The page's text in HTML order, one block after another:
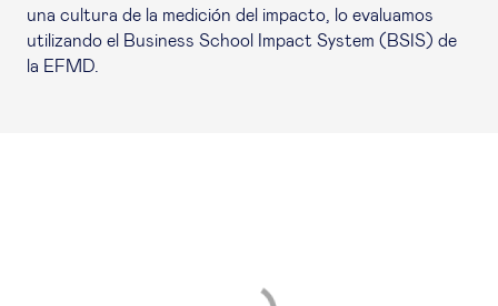
una cultura de la medición del impacto, lo evaluamos
utilizando el Business School Impact System (BSIS) de
la EFMD.